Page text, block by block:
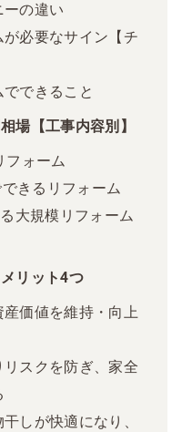
の違い
必要なサイン【チ
できること
場【工事内容別】
フォーム
きるリフォーム
大規模リフォーム
リット4つ
価値を維持・向上
スクを防ぎ、家全
しが快適になり、